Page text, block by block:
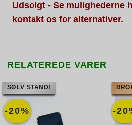
Udsolgt - Se mulighederne
kontakt os for alternativer.
RELATEREDE VARER
-20%
SØLV STAND!
-